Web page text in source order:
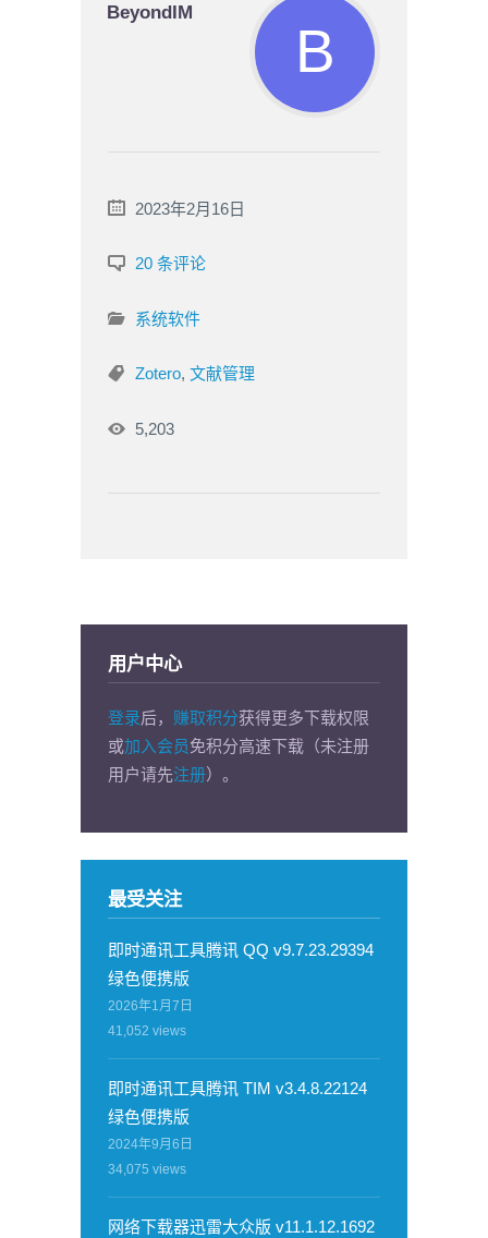
BeyondIM
2023年2月16日
20 条评论
系统软件
Zotero, 文献管理
5,203
用户中心
登录后， 赚取积分获得更多下载权限
或加入会员免积分高速下载（未注册
用户请先注册）。
最受关注
即时通讯工具腾讯 QQ v9.7.23.29394
绿色便携版
2026年1月7日
41,052 views
即时通讯工具腾讯 TIM v3.4.8.22124
绿色便携版
2024年9月6日
34,075 views
网络下载器迅雷大众版 v11.1.12.1692